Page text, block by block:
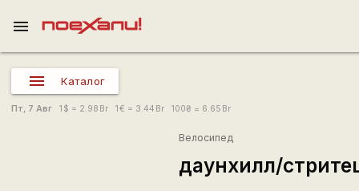
menu
Каталог
Пт, 7 Авг 1 $ = 2.98 Br 1€ = 3.44 Br 100₴ = 6.65 Br
Велосипед
даунхилл/